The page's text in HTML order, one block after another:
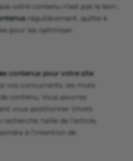
votre contenu n’est pas le bon ;
régulièrement, quitte à
pour les optimiser.
contenus pour votre site
vos concurrents, les mots
contenu. Vous pourrez
vous positionner (mots
recherche, taille de l’article,
à l’intention de